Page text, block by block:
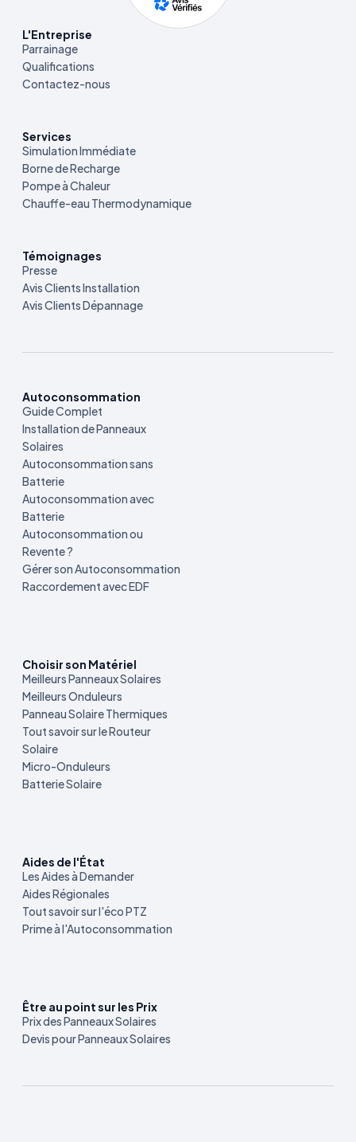
L'Entreprise
Parrainage
Qualifications
Contactez-nous
Services
Simulation Immédiate
Borne de Recharge
Pompe à Chaleur
Chauffe-eau Thermodynamique
Témoignages
Presse
Avis Clients Installation
Avis Clients Dépannage
Autoconsommation
Guide Complet
Installation de Panneaux
Solaires
Autoconsommation sans
Batterie
Autoconsommation avec
Batterie
Autoconsommation ou
Revente ?
Gérer son Autoconsommation
Raccordement avec EDF
Choisir son Matériel
Meilleurs Panneaux Solaires
Meilleurs Onduleurs
Panneau Solaire Thermiques
Tout savoir sur le Routeur
Solaire
Micro-Onduleurs
Batterie Solaire
Aides de l'État
Les Aides à Demander
Aides Régionales
Tout savoir sur l'éco PTZ
Prime à l'Autoconsommation
Être au point sur les Prix
Prix des Panneaux Solaires
Devis pour Panneaux Solaires